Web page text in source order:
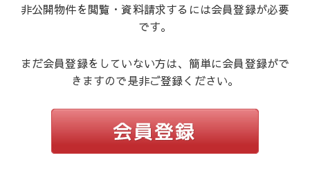
非公開物件を閲覧・資料請求するには会員登録が必要
です。
まだ会員登録をしていない方は、簡単に会員登録がで
きますので是非ご登録ください。